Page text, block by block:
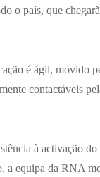
o país, que
é ágil, movido
contactáveis
à activação do
a equipa da RNA